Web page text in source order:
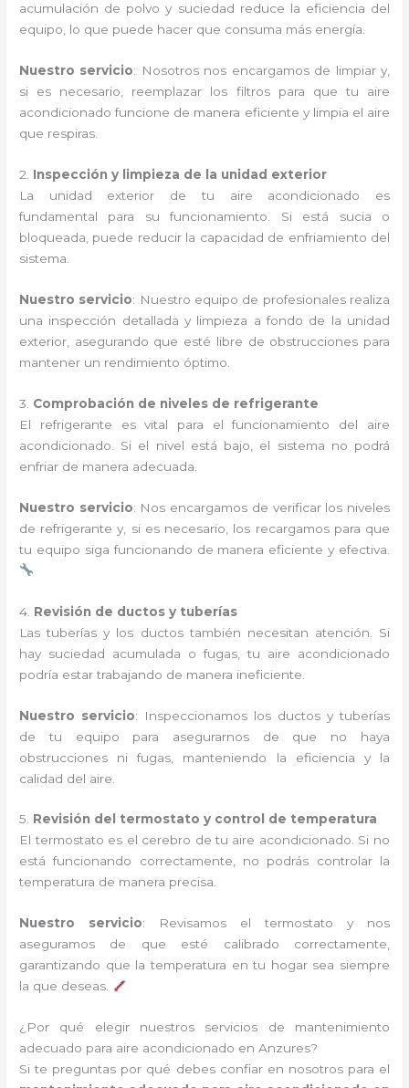
acumulación de polvo y suciedad reduce la eficiencia del
equipo, lo que puede hacer que consuma más energía.
Nuestro servicio: Nosotros nos encargamos de limpiar y,
si es necesario, reemplazar los filtros para que tu aire
acondicionado funcione de manera eficiente y limpia el aire
que respiras.
2. Inspección y limpieza de la unidad exterior
La unidad exterior de tu aire acondicionado es
fundamental para su funcionamiento. Si está sucia o
bloqueada, puede reducir la capacidad de enfriamiento del
sistema.
Nuestro servicio: Nuestro equipo de profesionales realiza
una inspección detallada y limpieza a fondo de la unidad
exterior, asegurando que esté libre de obstrucciones para
mantener un rendimiento óptimo.
3. Comprobación de niveles de refrigerante
El refrigerante es vital para el funcionamiento del aire
acondicionado. Si el nivel está bajo, el sistema no podrá
enfriar de manera adecuada.
Nuestro servicio: Nos encargamos de verificar los niveles
de refrigerante y, si es necesario, los recargamos para que
tu equipo siga funcionando de manera eficiente y efectiva.
4. Revisión de ductos y tuberías
Las tuberías y los ductos también necesitan atención. Si
hay suciedad acumulada o fugas, tu aire acondicionado
podría estar trabajando de manera ineficiente.
Nuestro servicio: Inspeccionamos los ductos y tuberías
de tu equipo para asegurarnos de que no haya
obstrucciones ni fugas, manteniendo la eficiencia y la
calidad del aire.
5. Revisión del termostato y control de temperatura
El termostato es el cerebro de tu aire acondicionado. Si no
está funcionando correctamente, no podrás controlar la
temperatura de manera precisa.
Nuestro servicio: Revisamos el termostato y nos
aseguramos de que esté calibrado correctamente,
garantizando que la temperatura en tu hogar sea siempre
la que deseas.
¿Por qué elegir nuestros servicios de mantenimiento
adecuado para aire acondicionado en Anzures?
Si te preguntas por qué debes confiar en nosotros para el